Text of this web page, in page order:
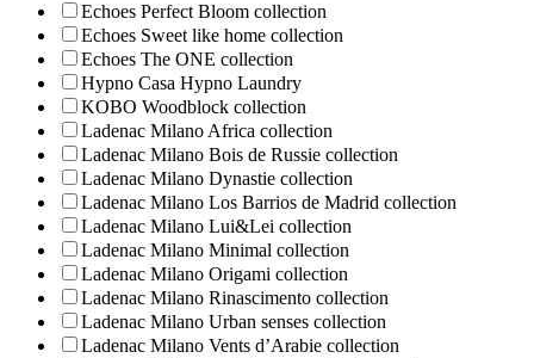
Echoes Perfect Bloom collection
Echoes Sweet like home collection
Echoes The ONE collection
Hypno Casa Hypno Laundry
KOBO Woodblock collection
Ladenac Milano Africa collection
Ladenac Milano Bois de Russie collection
Ladenac Milano Dynastie collection
Ladenac Milano Los Barrios de Madrid collection
Ladenac Milano Lui&Lei collection
Ladenac Milano Minimal collection
Ladenac Milano Origami collection
Ladenac Milano Rinascimento collection
Ladenac Milano Urban senses collection
Ladenac Milano Vents d’Arabie collection